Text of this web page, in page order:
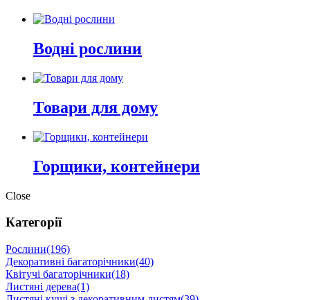
Водні рослини
Товари для дому
Горщики, контейнери
Close
Категорії
Рослини(196)
Декоративні багаторічники(40)
Квітучі багаторічники(18)
Листяні дерева(1)